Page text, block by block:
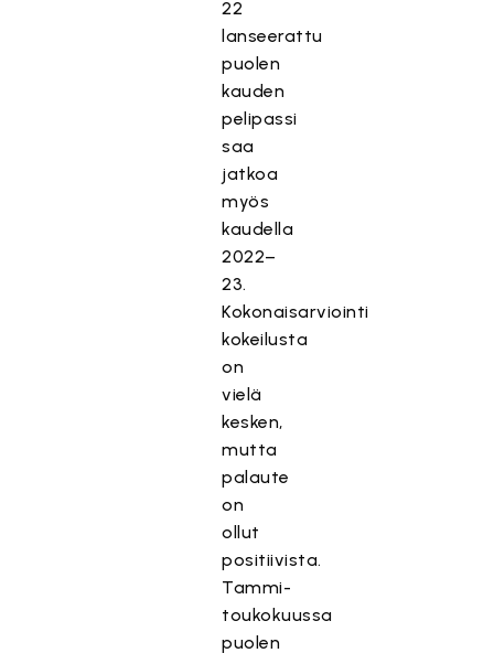
22
lanseerattu
puolen
kauden
pelipassi
saa
jatkoa
myös
kaudella
2022–
23.
Kokonaisarviointi
kokeilusta
on
vielä
kesken,
mutta
palaute
on
ollut
positiivista.
Tammi-
toukokuussa
puolen